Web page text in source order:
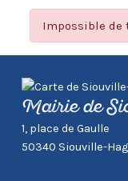
Impossible de
Mairie de
1, place de Gaulle
50340 Siouville-